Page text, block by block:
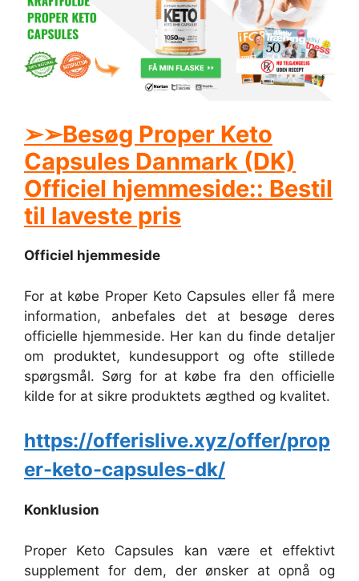
➢➢Besøg Proper Keto
Capsules Danmark (DK)
Officiel hjemmeside:: Bestil
til laveste pris
Officiel hjemmeside
For at købe Proper Keto Capsules eller få mere
information, anbefales det at besøge deres
officielle hjemmeside. Her kan du finde detaljer
om produktet, kundesupport og ofte stillede
spørgsmål. Sørg for at købe fra den officielle
kilde for at sikre produktets ægthed og kvalitet.
https://offerislive.xyz/offer/prop
er-keto-capsules-dk/
Konklusion
Proper Keto Capsules kan være et effektivt
supplement for dem, der ønsker at opnå og